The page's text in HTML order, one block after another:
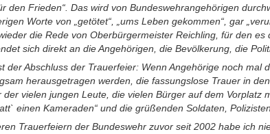
den Frieden“. Das wird von Bundeswehrangehörigen
Worte von „getötet“, „ums Leben gekommen“, gar
die Rede von Oberbürgermeister Reichling, für den es
sich direkt an die Angehörigen, die Bevölkerung, die
der Abschluss der Trauerfeier: Wenn Angehörige noch mal
herausgetragen werden, die fassungslose Trauer in
vielen jungen Leute, die vielen Bürger auf dem Vorplatz
einen Kameraden“ und die grüßenden Soldaten,
Trauerfeiern der Bundeswehr zuvor seit 2002 habe ich